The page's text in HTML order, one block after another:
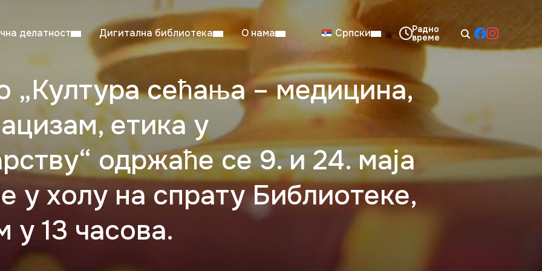
делатност Дигитална библиотека О нама Српски
„Култура сећања – медицина,
етика у
одржаће се 9. и 24. маја
у холу на спрату Библиотеке,
у 13 часова.
читаоница: 08:00–23:00 Суб: 08:00–14:00 Нед: Затворено
Радно време од 06. јула до 29. августа